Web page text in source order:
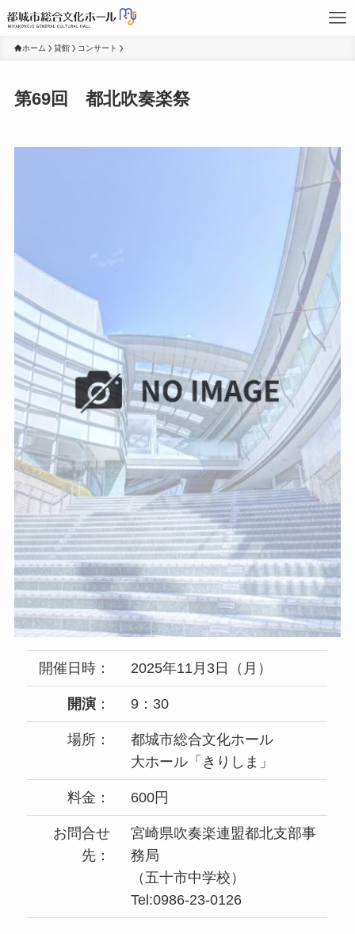
ホーム 貸館 コンサート
第69回 都北吹奏楽祭
開催日時： 2025年11月3日（月）
開演： 9：30
場所：
都城市総合文化ホール
大ホール「きりしま」
料金： 600円
お問合せ
先：
宮崎県吹奏楽連盟都北支部事
務局
（五十市中学校）
Tel:0986-23-0126